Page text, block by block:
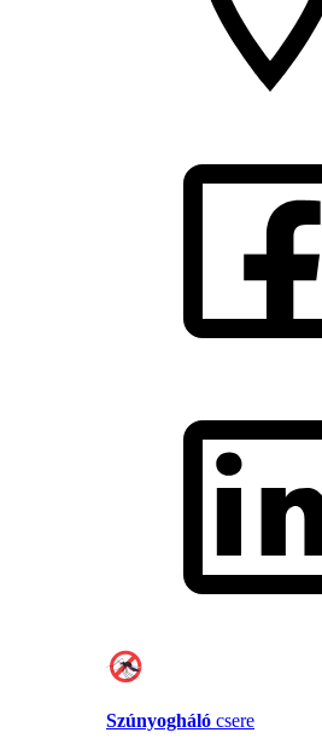
Szúnyogháló csere